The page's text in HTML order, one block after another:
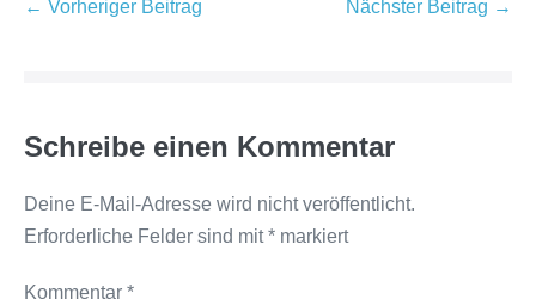
Beitragsnavigation
← Vorheriger Beitrag Nächster Beitrag →
Schreibe einen Kommentar
Deine E-Mail-Adresse wird nicht veröffentlicht.
Erforderliche Felder sind mit* markiert
Kommentar *